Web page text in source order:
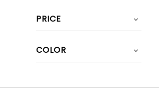
PRICE
COLOR